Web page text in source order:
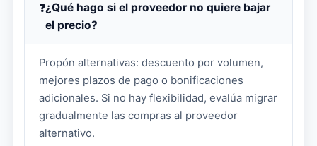
¿Qué hago si el proveedor no quiere bajar
el precio?
Propón alternativas: descuento por volumen,
mejores plazos de pago o bonificaciones
adicionales. Si no hay flexibilidad, evalúa migrar
gradualmente las compras al proveedor
alternativo.